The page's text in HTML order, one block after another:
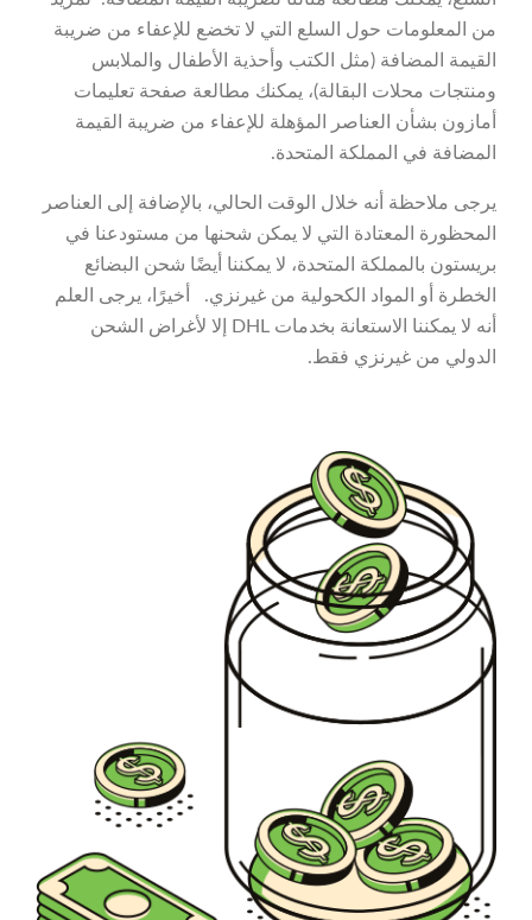
من المعلومات حول السلع التي لا تخضع للإعفاء من ضريبة
القيمة المضافة (مثل الكتب وأحذية الأطفال والملابس
ومنتجات محلات البقالة)، يمكنك مطالعة صفحة تعليمات
أمازون بشأن العناصر المؤهلة للإعفاء من ضريبة القيمة
المضافة في المملكة المتحدة.
يرجى ملاحظة أنه خلال الوقت الحالي، بالإضافة إلى العناصر
المحظورة المعتادة التي لا يمكن شحنها من مستودعنا في
بريستون بالمملكة المتحدة، لا يمكننا أيضًا شحن البضائع
الخطرة أو المواد الكحولية من غيرنزي. أخيرًا، يرجى العلم
أنه لا يمكننا الاستعانة بخدمات DHL إلا لأغراض الشحن
الدولي من غيرنزي فقط.